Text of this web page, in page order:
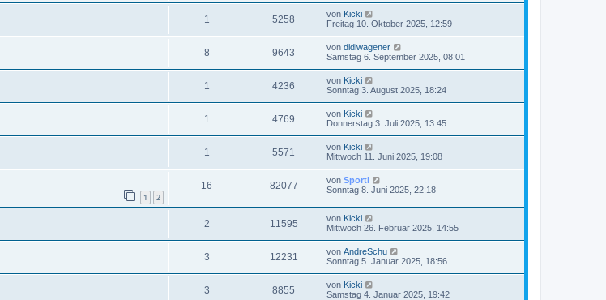
1 5258 von Kicki
Freitag 10. Oktober 2025, 12:59
8 9643 von didiwagener
Samstag 6. September 2025, 08:01
1 4236 von Kicki
Sonntag 3. August 2025, 18:24
1 4769 von Kicki
Donnerstag 3. Juli 2025, 13:45
1 5571 von Kicki
Mittwoch 11. Juni 2025, 19:08
1 2
16 82077 von Sporti
Sonntag 8. Juni 2025, 22:18
2 11595 von Kicki
Mittwoch 26. Februar 2025, 14:55
3 12231 von AndreSchu
Sonntag 5. Januar 2025, 18:56
3 8855 von Kicki
Samstag 4. Januar 2025, 19:42